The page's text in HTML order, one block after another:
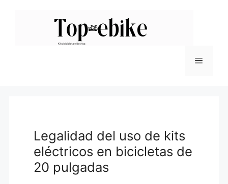
Menú
Legalidad del uso de kits
eléctricos en bicicletas de
20 pulgadas